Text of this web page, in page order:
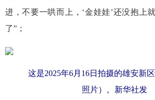
进，不要一哄而上，‘金娃娃’还没抱上
了”；
这是2025年6月16日拍摄的雄安新
照片）。新华社发